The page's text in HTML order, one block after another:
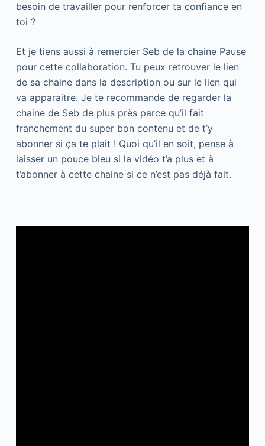
besoin de travailler pour renforcer ta confiance en
toi ?
Et je tiens aussi à remercier Seb de la chaine Pause
pour cette collaboration. Tu peux retrouver le lien
de sa chaine dans la description ou sur le lien qui
va apparaitre. Je te recommande de regarder la
chaine de Seb de plus près parce qu’il fait
franchement du super bon contenu et de t’y
abonner si ça te plait ! Quoi qu’il en soit, pense à
laisser un pouce bleu si la vidéo t’a plus et à
t’abonner à cette chaine si ce n’est pas déjà fait.